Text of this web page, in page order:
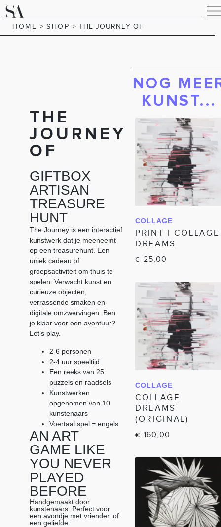
HOME > SHOP > THE JOURNEY OF
THE
JOURNEY
OF
GIFTBOX
ARTISAN
TREASURE
HUNT
The Journey is een interactief
kunstwerk dat je meeneemt
op een treasurehunt. Een
uniek cadeau of
groepsactiviteit om thuis te
spelen. Verwacht kunst en
curieuze objecten,
verrassende smaken en
digitale omzwervingen. Ben
je klaar voor een avontuur?
Let’s play.
2-6 personen
2-4 uur speeltijd
Een reeks van 25
puzzels en raadsels
Kunstwerken
opgenomen van 10
kunstenaars
Voertaal spel = engels
AN ART
GAME LIKE
YOU NEVER
PLAYED
BEFORE
Handgemaakt door
kunstenaars. Perfect voor
een avondje met vrienden of
een geliefde.
NOG
KUNST...
IN WINKELWAGEN
COLLAGE
PRINT | COLLAGE
DREAMS
€ 25,00
IN WINKELWAGEN
COLLAGE
COLLAGE
DREAMS
(ORIGINAL)
€ 160,00